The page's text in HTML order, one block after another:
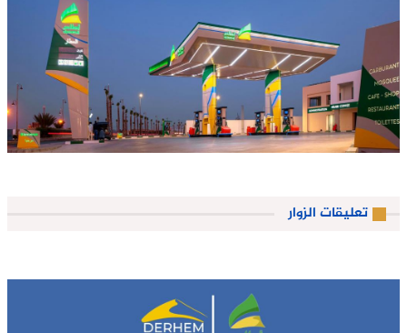
تعليقات الزوار